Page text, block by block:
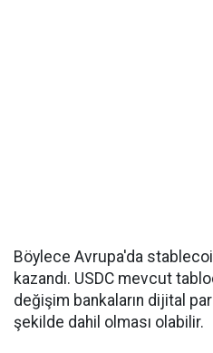
Böylece Avrupa'da
kazandı. USDC mevcut
değişim bankaların dijital
şekilde dahil olması olabilir.